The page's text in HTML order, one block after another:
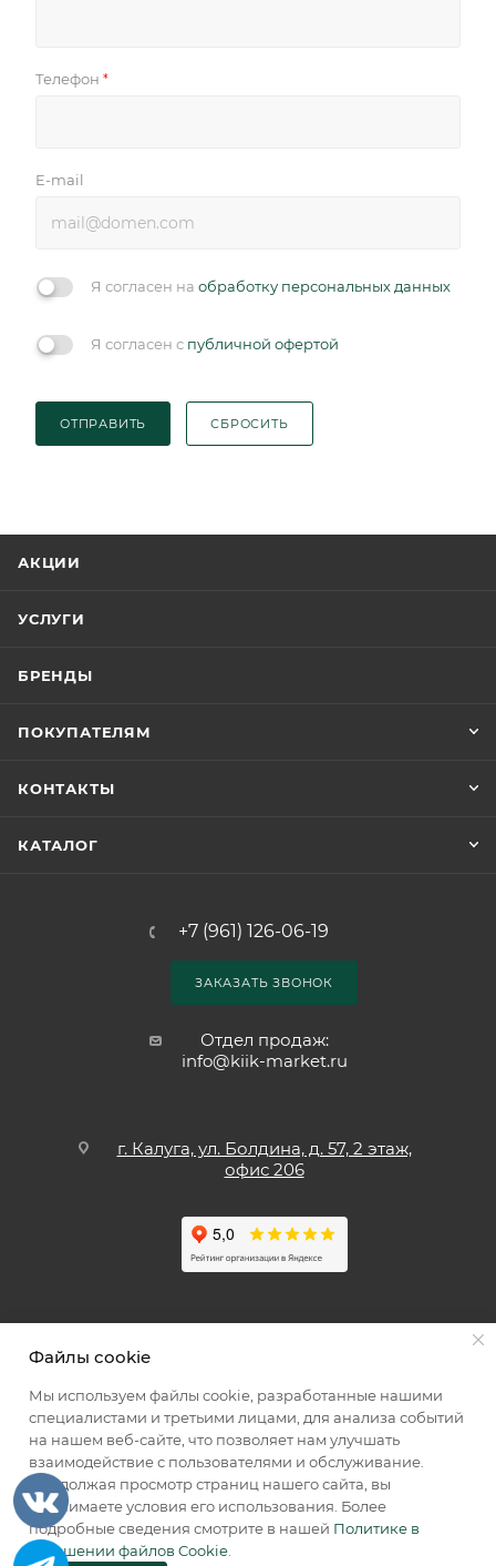
Телефон *
E-mail
Я согласен на обработку персональных данных
Я согласен с публичной офертой
ОТПРАВИТЬ СБРОСИТЬ
АКЦИИ
УСЛУГИ
БРЕНДЫ
ПОКУПАТЕЛЯМ
КОНТАКТЫ
КАТАЛОГ
+7 (961) 126-06-19
ЗАКАЗАТЬ ЗВОНОК
Отдел продаж:
info@kiik-market.ru
г. Калуга, ул. Болдина, д. 57, 2 этаж,
офис 206
Мы принимаем к оплате
2026 © КИИК МАРКЕТ
Файлы cookie
Мы используем файлы cookie, разработанные нашими
специалистами и третьими лицами, для анализа событий
на нашем веб-сайте, что позволяет нам улучшать
взаимодействие с пользователями и обслуживание.
Продолжая просмотр страниц нашего сайта, вы
принимаете условия его использования. Более
подробные сведения смотрите в нашей Политике в
отношении файлов Cookie